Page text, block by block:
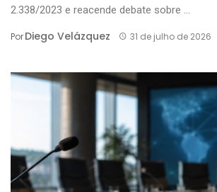
2.338/2023 e reacende debate sobre ...
PorDiego Velázquez 31 de julho de 2026